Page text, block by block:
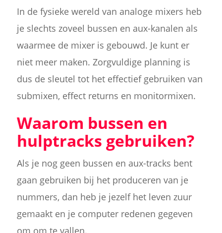
In de fysieke wereld van analoge mixers heb
je slechts zoveel bussen en aux-kanalen als
waarmee de mixer is gebouwd. Je kunt er
niet meer maken. Zorgvuldige planning is
dus de sleutel tot het effectief gebruiken van
submixen, effect returns en monitormixen.
Waarom bussen en
hulptracks gebruiken?
Als je nog geen bussen en aux-tracks bent
gaan gebruiken bij het produceren van je
nummers, dan heb je jezelf het leven zuur
gemaakt en je computer redenen gegeven
om om te vallen.